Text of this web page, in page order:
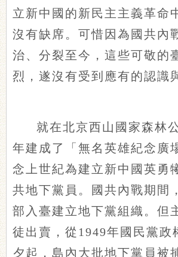
立新中國的新民主主義革命
沒有缺席。可惜因為國共內
治、分裂至今，這些可敬的
烈，遂沒有受到應有的認識
就在北京西山國家森林
年建成了「 無名英雄紀念 廣
念上世紀為建立新中國英勇
共地下黨員。國共內戰期間
部入臺建立地下黨組織。但
徒出賣，從1949年國民黨政
夕起，島內大批地下黨員被